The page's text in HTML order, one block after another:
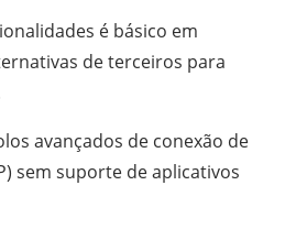
é básico em
de terceiros para
avançados de conexão de
sem suporte de aplicativos